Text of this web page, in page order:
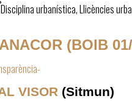
urbanística, Llicències
(BOIB
VISOR (Sitmun)